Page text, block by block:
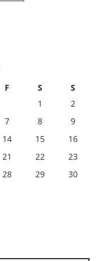
F S
S
1
2
7 8
9
14 15
16
21 22
23
28 29
30